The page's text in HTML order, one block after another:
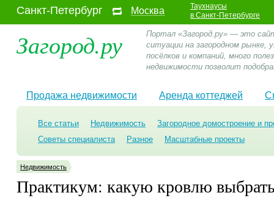
Санкт-Петербург Москва
Таухнаусы
в Санкт-Петербурге
Загород.ру
Портал «Загород.ру» — это
ситуации на загородном
посёлков и компаний, много
недвижимости позволит
Продажа недвижимости Аренда коттеджей
Все статьи Недвижимость
Загородное домостроение и
Советы специалиста
Разное Масштабные проекты
Недвижимость
Практикум: какую кровлю